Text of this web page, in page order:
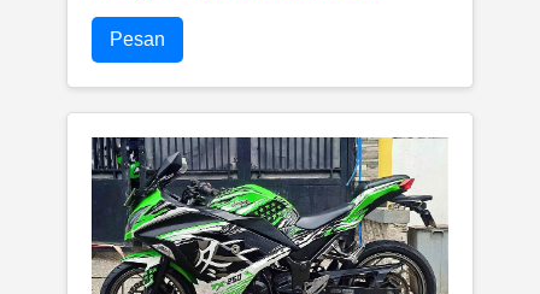
Pesan